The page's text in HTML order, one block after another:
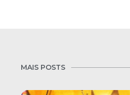
MAIS POSTS